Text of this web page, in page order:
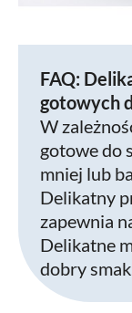
FAQ:
gotowych
W
gotowe do
mniej lub
Delikatny
zapewnia
Delikatne
dobry smak.